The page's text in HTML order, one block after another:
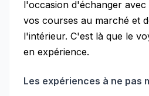
l'occasion d'échanger
vos courses au marché et
l'intérieur. C'est là que le
en expérience.
Les expériences à ne pas